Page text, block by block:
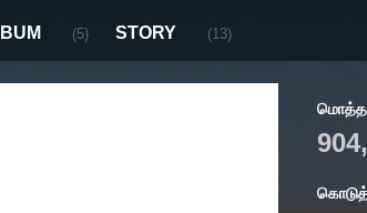
(5) STORY (13)